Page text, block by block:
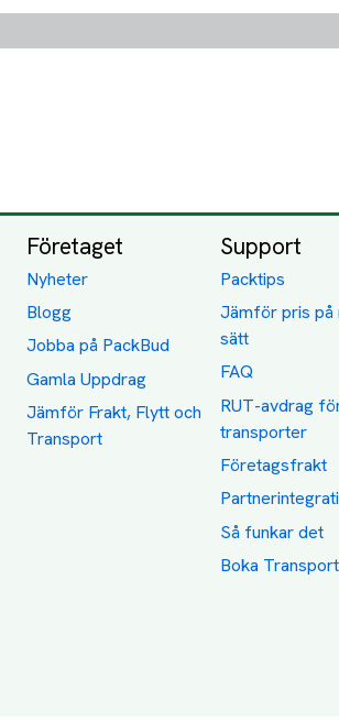
Företaget
Nyheter
Blogg
Jobba på PackBud
Gamla Uppdrag
Jämför Frakt, Flytt och
Transport
Support
Packtips
Jämför pris på
sätt
FAQ
RUT-avdrag
transporter
Företagsfrakt
Så funkar det
Boka Transport